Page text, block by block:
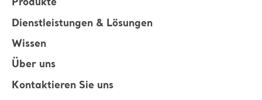
Produkte
Dienstleistungen & Lösungen
Wissen
Über uns
Kontaktieren Sie uns